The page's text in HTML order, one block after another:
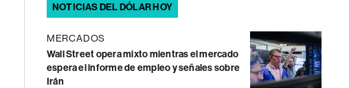
NOTICIAS DEL DÓLAR HOY
MERCADOS
Wall Street opera mixto mientras el mercado
espera el informe de empleo y señales sobre
Irán